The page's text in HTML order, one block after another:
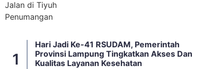
Hari Jadi Ke-41 RSUDAM, Pemerintah
Provinsi Lampung Tingkatkan Akses Dan
Kualitas Layanan Kesehatan